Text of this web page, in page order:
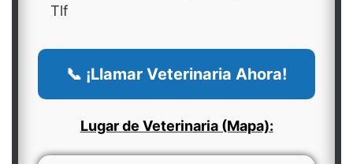
Tlf
📞 ¡Llamar Veterinaria Ahora!
Lugar de Veterinaria (Mapa):